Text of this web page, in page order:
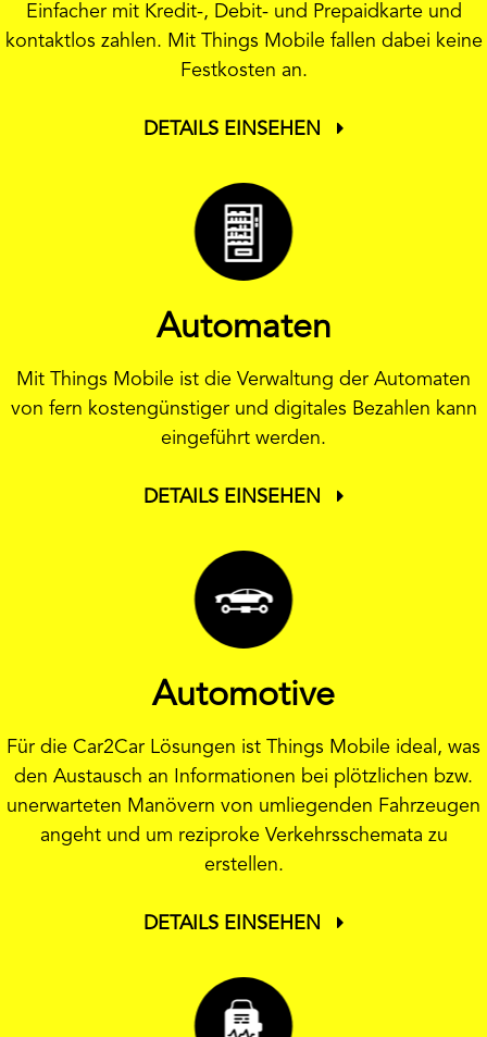
Einfacher mit Kredit-, Debit- und Prepaidkarte und
kontaktlos zahlen. Mit Things Mobile fallen dabei keine
Festkosten an.
DETAILS EINSEHEN
Automaten
Mit Things Mobile ist die Verwaltung der Automaten
von fern kostengünstiger und digitales Bezahlen kann
eingeführt werden.
DETAILS EINSEHEN
Automotive
Für die Car2Car Lösungen ist Things Mobile ideal, was
den Austausch an Informationen bei plötzlichen bzw.
unerwarteten Manövern von umliegenden Fahrzeugen
angeht und um reziproke Verkehrsschemata zu
erstellen.
DETAILS EINSEHEN